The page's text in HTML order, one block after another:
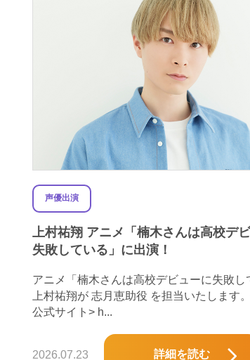
声優出演
上村祐翔 アニメ「楠木さんは高校デ
失敗している」に出演！
アニメ「楠木さんは高校デビューに失敗し
上村祐翔が 志月恵助役 を担当いたします
公式サイト> h...
2026.07.23 詳細を読む